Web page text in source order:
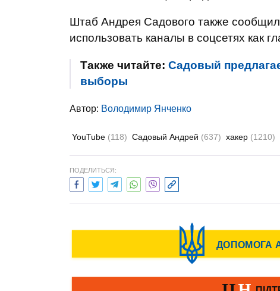
Штаб Андрея Садового также
использовать каналы в соцсетях как
Также читайте: Садовый
выборы
Автор: Володимир Янченко
YouTube (118) Садовый Андрей (637) хакер (1210)
ПОДЕЛИТЬСЯ: